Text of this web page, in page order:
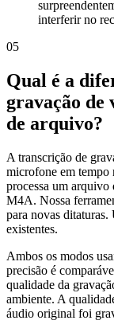
interferir no
05
Qual é a
gravação de
de arquivo?
A transcrição de
microfone em tempo
processa um
M4A. Nossa
para novas
existentes.
Ambos os modos
precisão é
qualidade da
ambiente. A
áudio original foi